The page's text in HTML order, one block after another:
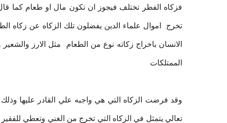
فزكاه الفطر تختلف فيجوز ان تكون مال او طعام كما قال
تخرج اموال علماء الدين يفضلون تلك الزكاه عن زكاه
الانسان باخراج زكاته نوع من الطعام مثل الارز
الممتلكات
وقد فرضت الزكاه التي هي واجبه علي القادر عليها
تعالي يتمثل في الزكاه التي تخرج من الغني وتعطي